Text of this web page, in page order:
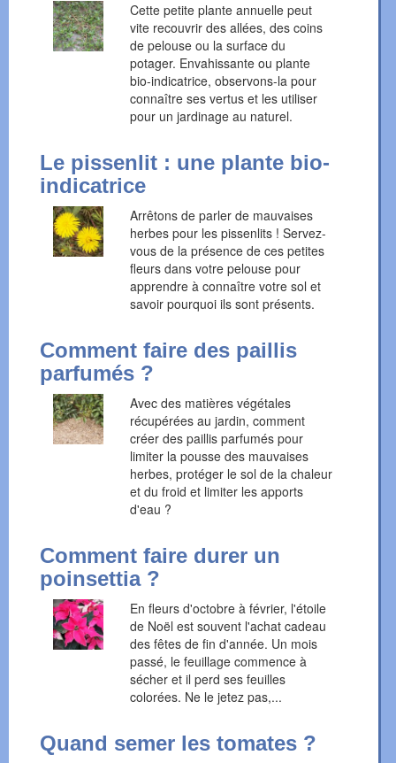
Cette petite plante annuelle peut
vite recouvrir des allées, des coins
de pelouse ou la surface du
potager. Envahissante ou plante
bio-indicatrice, observons-la pour
connaître ses vertus et les utiliser
pour un jardinage au naturel.
Le pissenlit : une plante bio-
indicatrice
Arrêtons de parler de mauvaises
herbes pour les pissenlits ! Servez-
vous de la présence de ces petites
fleurs dans votre pelouse pour
apprendre à connaître votre sol et
savoir pourquoi ils sont présents.
Comment faire des paillis
parfumés ?
Avec des matières végétales
récupérées au jardin, comment
créer des paillis parfumés pour
limiter la pousse des mauvaises
herbes, protéger le sol de la chaleur
et du froid et limiter les apports
d'eau ?
Comment faire durer un
poinsettia ?
En fleurs d'octobre à février, l'étoile
de Noël est souvent l'achat cadeau
des fêtes de fin d'année. Un mois
passé, le feuillage commence à
sécher et il perd ses feuilles
colorées. Ne le jetez pas,...
Quand semer les tomates ?